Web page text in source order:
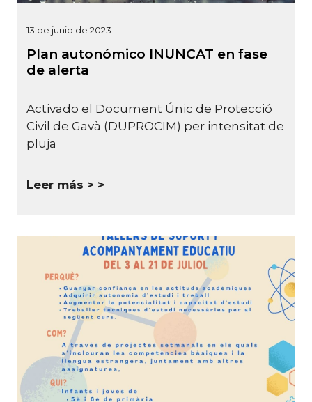
13 de junio de 2023
Plan autonómico INUNCAT en fase
de alerta
Activado el Document Únic de Protecció
Civil de Gavà (DUPROCIM) per intensitat de
pluja
Leer más >